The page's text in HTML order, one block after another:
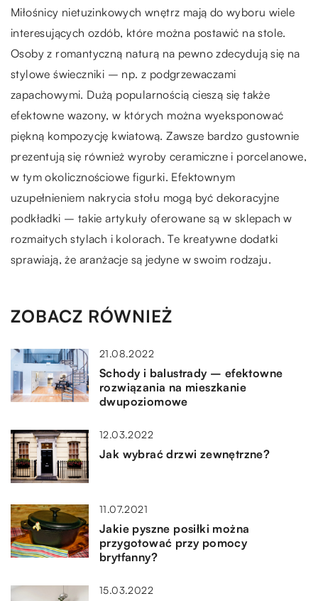
Miłośnicy nietuzinkowych wnętrz mają do wyboru wiele
interesujących ozdób, które można postawić na stole.
Osoby z romantyczną naturą na pewno zdecydują się na
stylowe świeczniki – np. z podgrzewaczami
zapachowymi. Dużą popularnością cieszą się także
efektowne wazony, w których można wyeksponować
piękną kompozycję kwiatową. Zawsze bardzo gustownie
prezentują się również wyroby ceramiczne i porcelanowe,
w tym okolicznościowe figurki. Efektownym
uzupełnieniem nakrycia stołu mogą być dekoracyjne
podkładki – takie artykuły oferowane są w sklepach w
rozmaitych stylach i kolorach. Te kreatywne dodatki
sprawiają, że aranżacje są jedyne w swoim rodzaju.
ZOBACZ RÓWNIEŻ
21.08.2022
Schody i balustrady – efektowne
rozwiązania na mieszkanie
dwupoziomowe
12.03.2022
Jak wybrać drzwi zewnętrzne?
11.07.2021
Jakie pyszne posiłki można
przygotować przy pomocy
brytfanny?
15.03.2022